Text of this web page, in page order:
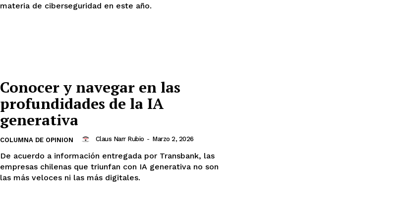
materia de ciberseguridad en este año.
Conocer y navegar en las
profundidades de la IA
generativa
COLUMNA DE OPINION Claus Narr Rubio - Marzo 2, 2026
De acuerdo a información entregada por Transbank, las
empresas chilenas que triunfan con IA generativa no son
las más veloces ni las más digitales.